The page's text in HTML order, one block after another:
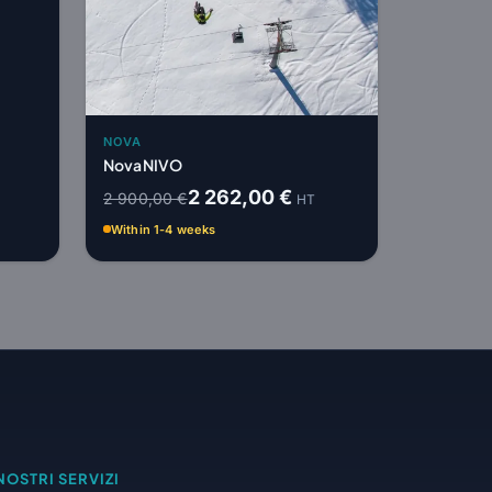
NOVA
Nova NIVO
2 900,00 €2 262,00 € HT
Within 1-4 weeks
SERVIZI